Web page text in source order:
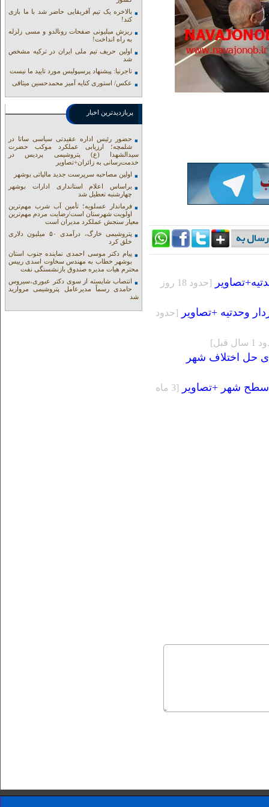
[حدود 18 روز
وحدتیه +تصاویر [حدود
قبل]
حل اختلاف شهر
سطح شهر +تصاویر [3 ماه
بالاخره یک تیم آفریقایی حاضر شد با ما بازی
کند!
ریزش میلیونی صفحات رونالدو و مسی زلزله
به راه انداخت!
اولین حریف تیم ملی ایران در ترکیه مشخص
شد
تاجرنیا: پیشنهاد پرسپولیس مورد تایید ما نیست
عکس/ استوری کنایه آمیز محمدحسین میثاقی
پربازدیدترین اخبار
حضور رئیس اداره عقیدتی سیاسی ساتا در
شلمچه؛ ارزیابی عملکرد موکب حضرت
سیدالشهدا (ع) پتروشیمی پردیس در
خدمت‌رسانی به زائران+تصاویر
اولین مصاحبه سرپرست جدید مالیاتی بوشهر
براساس اعلام استانداری ادارات بوشهر
چهارشنبه تعطیل شد
فرماندار عسلویه؛ تأمین آب شرب مهم‌ترین
اولویت شهرستان است/رضایت مردم مهم‌ترین
معیار سنجش عملکرد مدیران است
پتروشیمی خارگ، درآمدی ۵۰ میلیون دلاری
خلق کرد
پیام دکتر موسی احمدی نماینده جنوب استان
بوشهر خطاب به مهندس سخاوت اسدی رییس
محترم هیات مدیره صندوق بازنشستگی نفت
انتصاب شایسته از سوی دکتر عبوری،سیروس
حامدی رسماً مدیرعامل پتروشیمی مروارید
شد